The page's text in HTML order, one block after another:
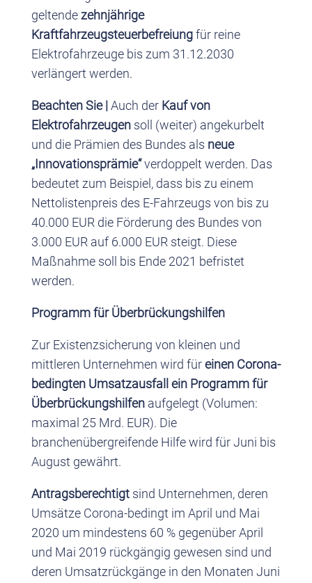
geltendezehnjährige
Kraftfahrzeugsteuerbefreiungfür reine
Elektrofahrzeuge bis zum 31.12.2030
verlängert werden.
Beachten Sie | Auch der Kauf von
Elektrofahrzeugensoll (weiter) angekurbelt
und die Prämien des Bundes als neue
„Innovationsprämie“verdoppelt werden. Das
bedeutet zum Beispiel, dass bis zu einem
Nettolistenpreis des E-Fahrzeugs von bis zu
40.000 EUR die Förderung des Bundes von
3.000 EUR auf 6.000 EUR steigt. Diese
Maßnahme soll bis Ende 2021 befristet
werden.
Programm für Überbrückungshilfen
Zur Existenzsicherung von kleinen und
mittleren Unternehmen wird füreinen Corona-
bedingten Umsatzausfall ein Programm für
Überbrückungshilfenaufgelegt (Volumen:
maximal 25 Mrd. EUR). Die
branchenübergreifende Hilfe wird für Juni bis
August gewährt.
Antragsberechtigt sind Unternehmen, deren
Umsätze Corona-bedingt im April und Mai
2020 um mindestens 60 % gegenüber April
und Mai 2019 rückgängig gewesen sind und
deren Umsatzrückgänge in den Monaten Juni